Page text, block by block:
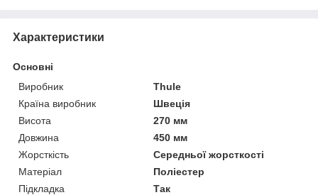
Характеристики
Основні
Виробник
Thule
Країна виробник
Швеція
Висота
270 мм
Довжина
450 мм
Жорсткість
Середньої жорсткості
Матеріал
Поліестер
Підкладка
Так